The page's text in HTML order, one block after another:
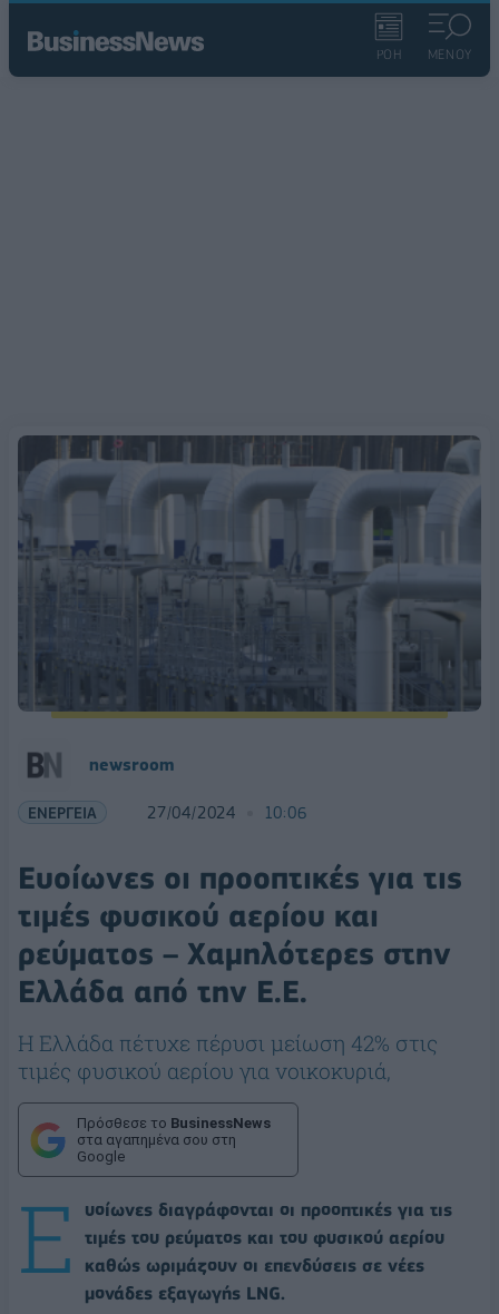
ΡΟΗ ΜΕΝΟΥ
newsroom
ΕΝΕΡΓΕΙΑ 27/04/2024 10:06
Ευοίωνες οι προοπτικές για τις
τιμές φυσικού αερίου και
ρεύματος – Χαμηλότερες στην
Ελλάδα από την Ε.Ε.
H Ελλάδα πέτυχε πέρυσι μείωση 42% στις
τιμές φυσικού αερίου για νοικοκυριά,
Πρόσθεσε το BusinessNews
στα αγαπημένα σου στη
Google
Ε
υοίωνες διαγράφονται οι προοπτικές για τις
τιμές του ρεύματος και του φυσικού αερίου
καθώς ωριμάζουν οι επενδύσεις σε νέες
μονάδες εξαγωγής LNG.